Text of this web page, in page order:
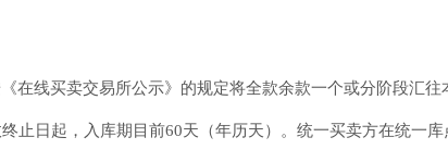
在线买卖交易所公示》的规定将全款余款一个或分阶段汇往
止日起，入库期目前60天（年历天）。统一买卖方在统一